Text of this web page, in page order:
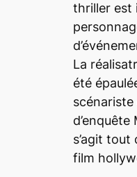
thriller est
La
été
s’agit tout
film